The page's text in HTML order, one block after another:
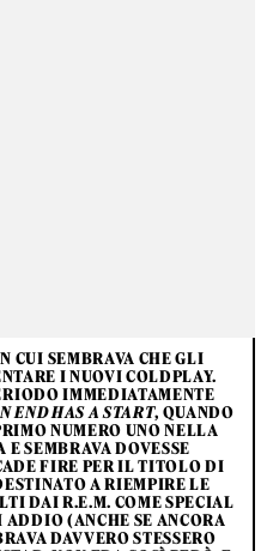
CUI SEMBRAVA CHE GLI
I NUOVI COLDPLAY.
IMMEDIATAMENTE
END HAS A START, QUANDO
NUMERO UNO NELLA
SEMBRAVA DOVESSE
FIRE PER IL TITOLO DI
A RIEMPIRE LE
DAI R.E.M. COME SPECIAL
ADDIO (ANCHE SE ANCORA
DAVVERO STESSERO